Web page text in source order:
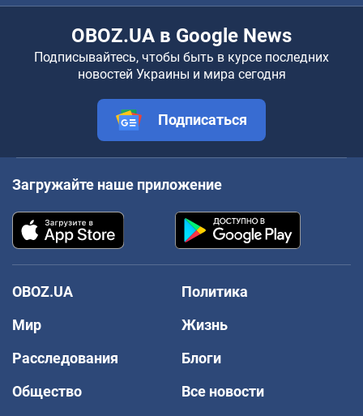
OBOZ.UA в Google News
Подписывайтесь, чтобы быть в курсе последних
новостей Украины и мира сегодня
Подписаться
Загружайте наше приложение
OBOZ.UA
Политика
Мир
Жизнь
Расследования
Блоги
Общество
Все новости